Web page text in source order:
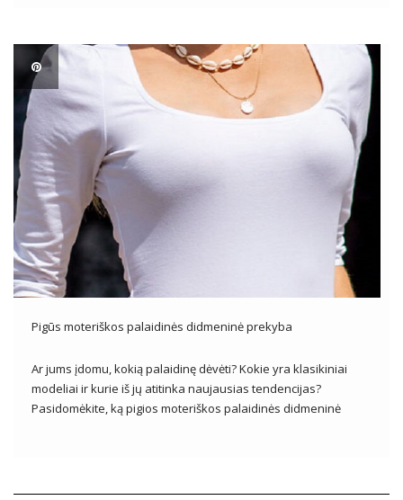
Pigūs moteriškos palaidinės didmeninė prekyba
Ar jums įdomu, kokią palaidinę dėvėti? Kokie yra klasikiniai
modeliai ir kurie iš jų atitinka naujausias tendencijas?
Pasidomėkite, ką pigios moteriškos palaidinės didmeninė